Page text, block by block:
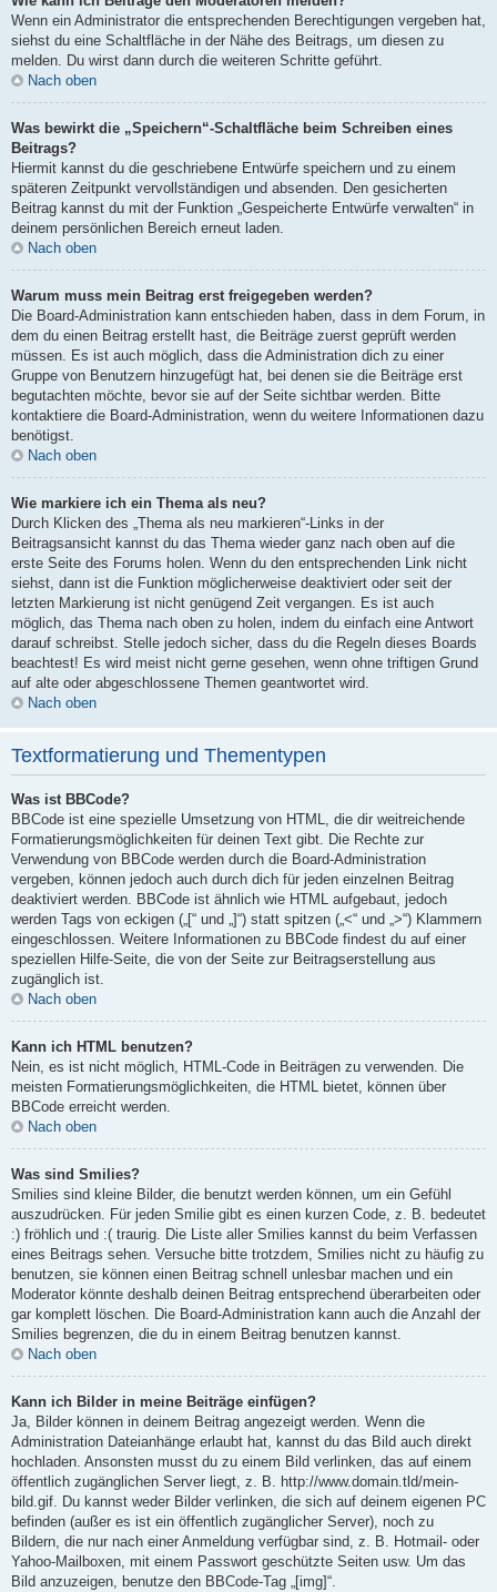
Wenn ein Administrator die entsprechenden Berechtigungen vergeben hat,
siehst du eine Schaltfläche in der Nähe des Beitrags, um diesen zu
melden. Du wirst dann durch die weiteren Schritte geführt.
Nach oben
Was bewirkt die „Speichern“-Schaltfläche beim Schreiben eines
Beitrags?
Hiermit kannst du die geschriebene Entwürfe speichern und zu einem
späteren Zeitpunkt vervollständigen und absenden. Den gesicherten
Beitrag kannst du mit der Funktion „Gespeicherte Entwürfe verwalten“ in
deinem persönlichen Bereich erneut laden.
Nach oben
Warum muss mein Beitrag erst freigegeben werden?
Die Board-Administration kann entschieden haben, dass in dem Forum, in
dem du einen Beitrag erstellt hast, die Beiträge zuerst geprüft werden
müssen. Es ist auch möglich, dass die Administration dich zu einer
Gruppe von Benutzern hinzugefügt hat, bei denen sie die Beiträge erst
begutachten möchte, bevor sie auf der Seite sichtbar werden. Bitte
kontaktiere die Board-Administration, wenn du weitere Informationen dazu
benötigst.
Nach oben
Wie markiere ich ein Thema als neu?
Durch Klicken des „Thema als neu markieren“-Links in der
Beitragsansicht kannst du das Thema wieder ganz nach oben auf die
erste Seite des Forums holen. Wenn du den entsprechenden Link nicht
siehst, dann ist die Funktion möglicherweise deaktiviert oder seit der
letzten Markierung ist nicht genügend Zeit vergangen. Es ist auch
möglich, das Thema nach oben zu holen, indem du einfach eine Antwort
darauf schreibst. Stelle jedoch sicher, dass du die Regeln dieses Boards
beachtest! Es wird meist nicht gerne gesehen, wenn ohne triftigen Grund
auf alte oder abgeschlossene Themen geantwortet wird.
Nach oben
Textformatierung und Thementypen
Was ist BBCode?
BBCode ist eine spezielle Umsetzung von HTML, die dir weitreichende
Formatierungsmöglichkeiten für deinen Text gibt. Die Rechte zur
Verwendung von BBCode werden durch die Board-Administration
vergeben, können jedoch auch durch dich für jeden einzelnen Beitrag
deaktiviert werden. BBCode ist ähnlich wie HTML aufgebaut, jedoch
werden Tags von eckigen („[“ und „]“) statt spitzen („<“ und „>“) Klammern
eingeschlossen. Weitere Informationen zu BBCode findest du auf einer
speziellen Hilfe-Seite, die von der Seite zur Beitragserstellung aus
zugänglich ist.
Nach oben
Kann ich HTML benutzen?
Nein, es ist nicht möglich, HTML-Code in Beiträgen zu verwenden. Die
meisten Formatierungsmöglichkeiten, die HTML bietet, können über
BBCode erreicht werden.
Nach oben
Was sind Smilies?
Smilies sind kleine Bilder, die benutzt werden können, um ein Gefühl
auszudrücken. Für jeden Smilie gibt es einen kurzen Code, z. B. bedeutet
:) fröhlich und :( traurig. Die Liste aller Smilies kannst du beim Verfassen
eines Beitrags sehen. Versuche bitte trotzdem, Smilies nicht zu häufig zu
benutzen, sie können einen Beitrag schnell unlesbar machen und ein
Moderator könnte deshalb deinen Beitrag entsprechend überarbeiten oder
gar komplett löschen. Die Board-Administration kann auch die Anzahl der
Smilies begrenzen, die du in einem Beitrag benutzen kannst.
Nach oben
Kann ich Bilder in meine Beiträge einfügen?
Ja, Bilder können in deinem Beitrag angezeigt werden. Wenn die
Administration Dateianhänge erlaubt hat, kannst du das Bild auch direkt
hochladen. Ansonsten musst du zu einem Bild verlinken, das auf einem
öffentlich zugänglichen Server liegt, z. B. http://www.domain.tld/mein-
bild.gif. Du kannst weder Bilder verlinken, die sich auf deinem eigenen PC
befinden (außer es ist ein öffentlich zugänglicher Server), noch zu
Bildern, die nur nach einer Anmeldung verfügbar sind, z. B. Hotmail- oder
Yahoo-Mailboxen, mit einem Passwort geschützte Seiten usw. Um das
Bild anzuzeigen, benutze den BBCode-Tag „[img]“.